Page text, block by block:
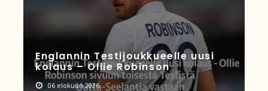
Englannin Testijoukkueelle uusi
kolaus – Ollie Robinson
06 elokuun 2026